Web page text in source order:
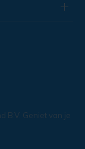
B.V. Geniet van je